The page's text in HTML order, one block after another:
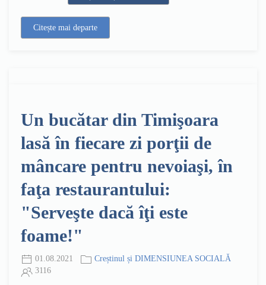
Citește mai departe
Un bucătar din Timişoara
lasă în fiecare zi porţii de
mâncare pentru nevoiaşi, în
faţa restaurantului:
"Serveşte dacă îţi este
foame!"
01.08.2021
Creștinul și DIMENSIUNEA SOCIALĂ
3116